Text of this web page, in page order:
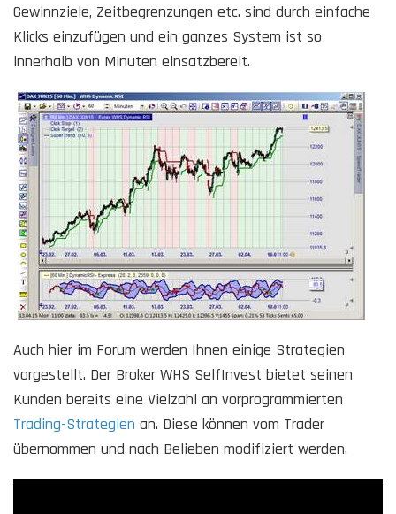
Gewinnziele, Zeitbegrenzungen etc. sind durch einfache
Klicks einzufügen und ein ganzes System ist so
innerhalb von Minuten einsatzbereit.
Auch hier im Forum werden Ihnen einige Strategien
vorgestellt. Der Broker WHS SelfInvest bietet seinen
Kunden bereits eine Vielzahl an vorprogrammierten
Trading-Strategien an. Diese können vom Trader
übernommen und nach Belieben modifiziert werden.